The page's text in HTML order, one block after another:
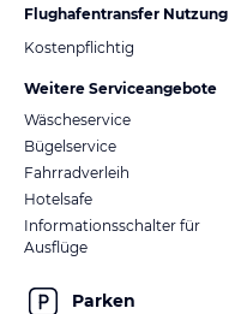
Flughafentransfer Nutzung
Kostenpflichtig
Weitere Serviceangebote
Wäscheservice
Bügelservice
Fahrradverleih
Hotelsafe
Informationsschalter für
Ausflüge
Parken